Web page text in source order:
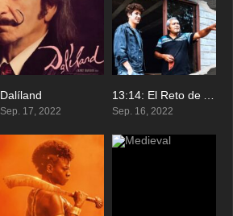
Dalíland
Sep. 17, 2022
4.6
Sep. 16, 2022